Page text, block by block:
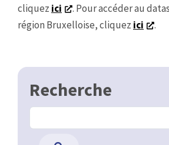
cliquez ici
. Pour accéder au
région Bruxelloise, cliquez ici .
Recherche